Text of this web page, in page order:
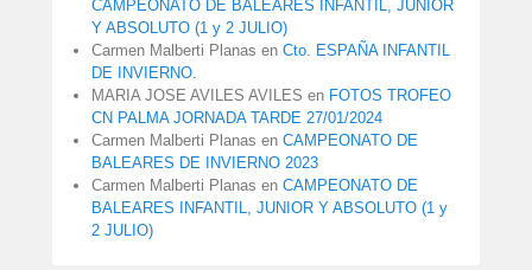
CAMPEONATO DE BALEARES INFANTIL, JUNIOR
Y ABSOLUTO (1 y 2 JULIO)
Carmen Malberti Planas en Cto. ESPAÑA INFANTIL
DE INVIERNO.
MARIA JOSE AVILES AVILES en FOTOS TROFEO
CN PALMA JORNADA TARDE 27/01/2024
Carmen Malberti Planas en CAMPEONATO DE
BALEARES DE INVIERNO 2023
Carmen Malberti Planas en CAMPEONATO DE
BALEARES INFANTIL, JUNIOR Y ABSOLUTO (1 y
2 JULIO)